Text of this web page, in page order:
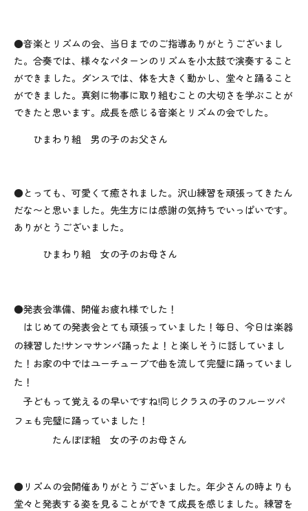
●音楽とリズムの会、当日までのご指導ありがとうございまし
た。合奏では、様々なパターンのリズムを小太鼓で演奏すること
ができました。ダンスでは、体を大きく動かし、堂々と踊ること
ができました。真剣に物事に取り組むことの大切さを学ぶことが
できたと思います。成長を感じる音楽とリズムの会でした。
ひまわり組 男の子のお父さん
●とっても、可愛くて癒されました。沢山練習を頑張ってきたん
だな〜と思いました。先生方には感謝の気持ちでいっぱいです。
ありがとうございました。
ひまわり組 女の子のお母さん
●発表会準備、開催お疲れ様でした！
はじめての発表会とても頑張っていました！毎日、今日は楽器
の練習した!サンマサンバ踊ったよ！と楽しそうに話していまし
た！お家の中ではユーチューブで曲を流して完璧に踊っていまし
た！
子どもって覚えるの早いですね!同じクラスの子のフルーツパ
フェも完璧に踊っていました！
たんぽぽ組 女の子のお母さん
●リズムの会開催ありがとうございました。年少さんの時よりも
堂々と発表する姿を見ることができて成長を感じました。練習を